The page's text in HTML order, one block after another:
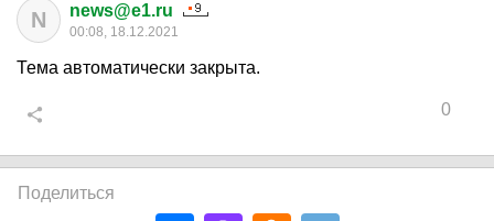
N news@e1.ru
00:08, 18.12.2021
Тема автоматически закрыта.
0
Поделиться